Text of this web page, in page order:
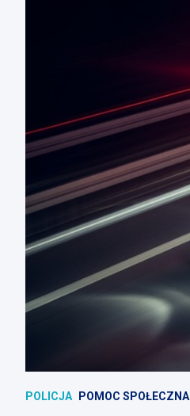
POLICJA POMOC SPOŁECZNA